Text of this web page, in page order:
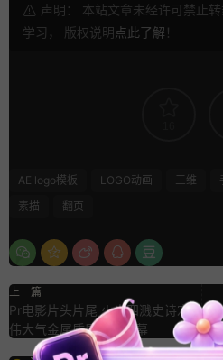
声明： 本站文章未经许可禁止
学习， 版权说明点此了解 ！
AE logo模板 LOGO动画 三维
素描
翻页
上一篇
Pr电影片头片尾 火光四溅史诗宏
伟大气金属质感标题字幕